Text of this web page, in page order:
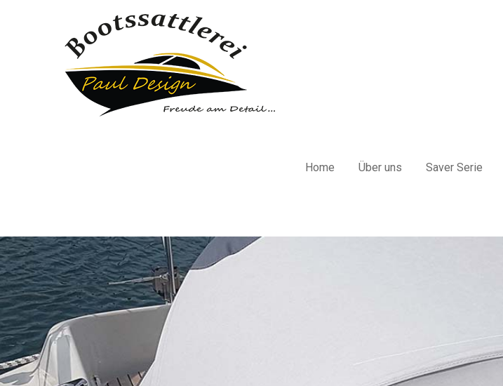
Der Eintrag "offcanvas-col1" existiert
leider nicht.
Home Über uns Saver Serie